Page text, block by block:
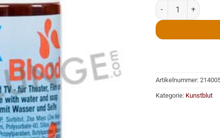
Blut, F/X Blut, hell,
Artikelnummer:
Kategorie: Kunstblut